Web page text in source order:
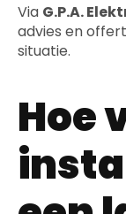
Via G.P.A.
advies en
situatie.
Hoe